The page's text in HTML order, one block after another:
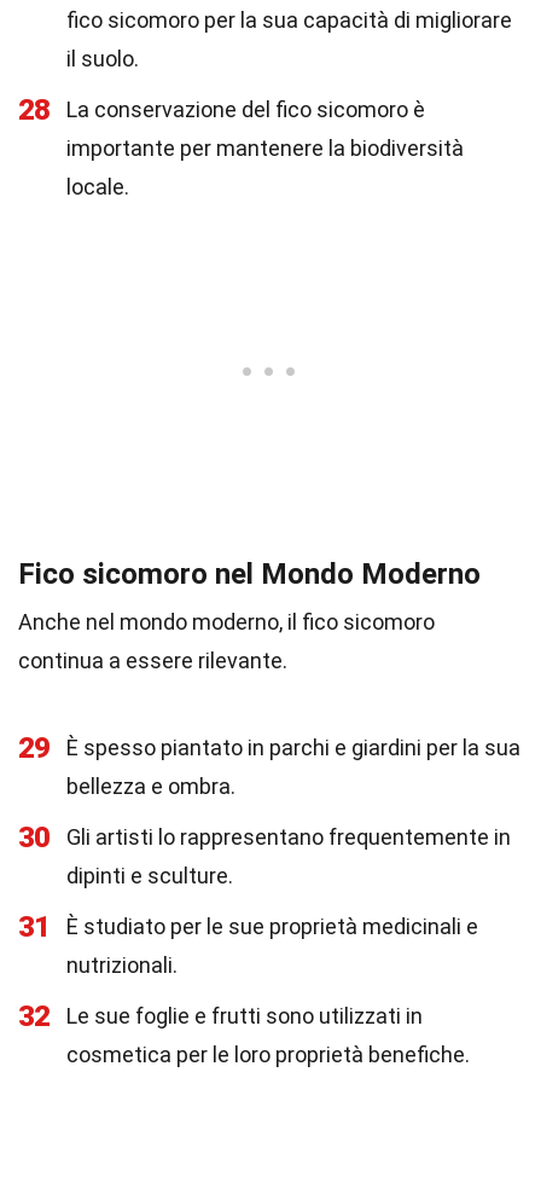
fico sicomoro per la sua capacità di migliorare
il suolo.
28
La conservazione del fico sicomoro è
importante per mantenere la biodiversità
locale.
Fico sicomoro nel Mondo Moderno
Anche nel mondo moderno, il fico sicomoro
continua a essere rilevante.
29
È spesso piantato in parchi e giardini per la sua
bellezza e ombra.
30
Gli artisti lo rappresentano frequentemente in
dipinti e sculture.
31
È studiato per le sue proprietà medicinali e
nutrizionali.
32
Le sue foglie e frutti sono utilizzati in
cosmetica per le loro proprietà benefiche.